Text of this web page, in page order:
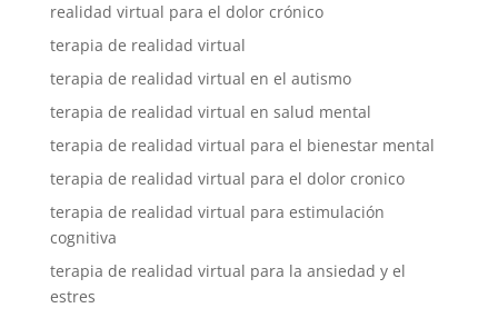
realidad virtual para el dolor crónico
terapia de realidad virtual
terapia de realidad virtual en el autismo
terapia de realidad virtual en salud mental
terapia de realidad virtual para el bienestar mental
terapia de realidad virtual para el dolor cronico
terapia de realidad virtual para estimulación
cognitiva
terapia de realidad virtual para la ansiedad y el
estres